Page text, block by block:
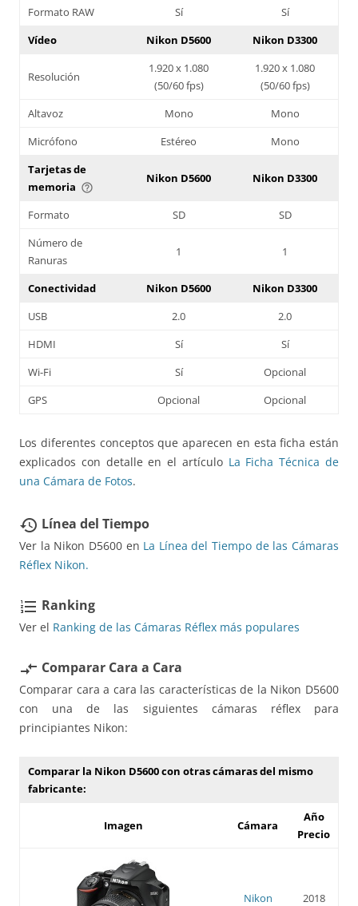
Formato RAW
Sí
Sí
Vídeo
Nikon D5600 Nikon D3300
Resolución
1.920 x 1.080
(50/60 fps)
1.920 x 1.080
(50/60 fps)
Altavoz
Mono
Mono
Micrófono
Estéreo
Mono
Tarjetas de
memoria help_outline
Nikon D5600 Nikon D3300
Formato SD
SD
Número de
Ranuras
1 1
Conectividad Nikon D5600
Nikon D3300
USB
2.0
2.0
HDMI
Sí
Sí
Wi-Fi
Sí
Opcional
GPS
Opcional Opcional
Los diferentes conceptos que aparecen en esta ficha están
explicados con detalle en el artículo La Ficha Técnica de
una Cámara de Fotos.
restore Línea del Tiempo
Ver la Nikon D5600 en La Línea del Tiempo de las Cámaras
Réflex Nikon.
format_list_numbered Ranking
Ver el Ranking de las Cámaras Réflex más populares
compare_arrows Comparar Cara a Cara
Comparar cara a cara las características de la Nikon D5600
con una de las siguientes cámaras réflex para
principiantes Nikon:
Comparar la Nikon D5600 con otras cámaras del mismo
fabricante:
Imagen Cámara
Año
Precio
Nikon
2018